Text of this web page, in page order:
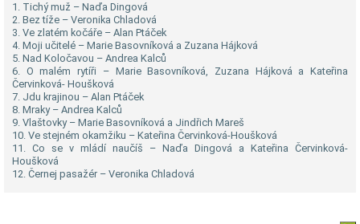
1. Tichý muž – Naďa Dingová
2. Bez tíže – Veronika Chladová
3. Ve zlatém kočáře – Alan Ptáček
4. Moji učitelé – Marie Basovníková a Zuzana Hájková
5. Nad Koločavou – Andrea Kalců
6. O malém rytíři – Marie Basovníková, Zuzana Hájková a Kateřina
Červinková- Houšková
7. Jdu krajinou – Alan Ptáček
8. Mraky – Andrea Kalců
9. Vlaštovky – Marie Basovníková a Jindřich Mareš
10. Ve stejném okamžiku – Kateřina Červinková-Houšková
11. Co se v mládí naučíš – Naďa Dingová a Kateřina Červinková-
Houšková
12. Černej pasažér – Veronika Chladová